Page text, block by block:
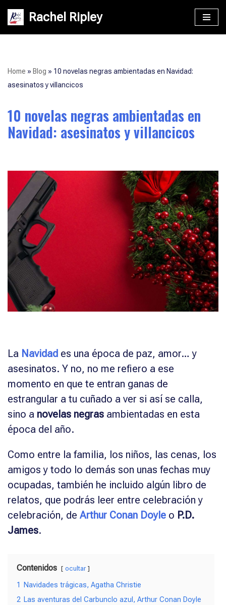
Saltar
Rachel Ripley
Home » Blog » 10 novelas negras ambientadas en Navidad:
asesinatos y villancicos
10 novelas negras ambientadas en
Navidad: asesinatos y villancicos
La Navidad es una época de paz, amor… y
asesinatos. Y no, no me refiero a ese
momento en que te entran ganas de
estrangular a tu cuñado a ver si así se calla,
sino a novelas negras ambientadas en esta
época del año.
Como entre la familia, los niños, las cenas, los
amigos y todo lo demás son unas fechas muy
ocupadas, también he incluido algún libro de
relatos, que podrás leer entre celebración y
celebración, de Arthur Conan Doyle o P.D.
James.
Contenidos ocultar
1
Navidades trágicas, Agatha Christie
2 Las aventuras del Carbunclo azul, Arthur Conan Doyle